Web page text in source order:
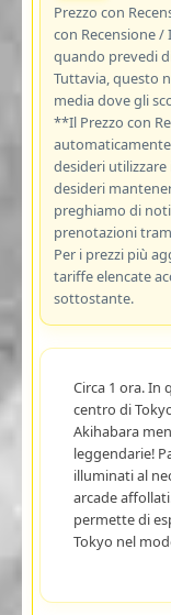
Prezzo con
con Recensione /
quando prevedi
Tuttavia, questo
media dove gli
**Il Prezzo con
desideri utilizzare
desideri
preghiamo di
prenotazioni
Per i prezzi più
tariffe elencate
sottostante.
Circa 1 ora. In
centro di
Akihabara
leggendarie!
illuminati al
arcade
permette di
Tokyo nel